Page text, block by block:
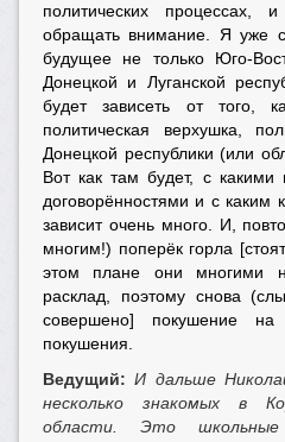
политических
обращать внимание. Я уже
будущее не только Юго-
Донецкой и Луганской
будет зависеть от того,
политическая верхушка,
Донецкой республики (или
Вот как там будет, с какими
договорённостями и с каким
зависит очень много. И,
многим!) поперёк горла
этом плане они многими
расклад, поэтому снова
совершено] покушение на
покушения.
Ведущий: И дальше
несколько знакомых в
области. Это